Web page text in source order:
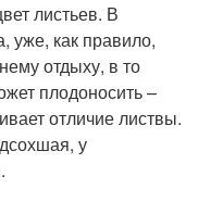
листьев. В
уже, как правило,
отдыху, в то
плодоносить –
отличие листвы.
у